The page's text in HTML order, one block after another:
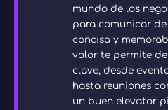
mundo de los
para comunicar de
concisa y
valor te permite
clave, desde
hasta reuniones
un buen elevator